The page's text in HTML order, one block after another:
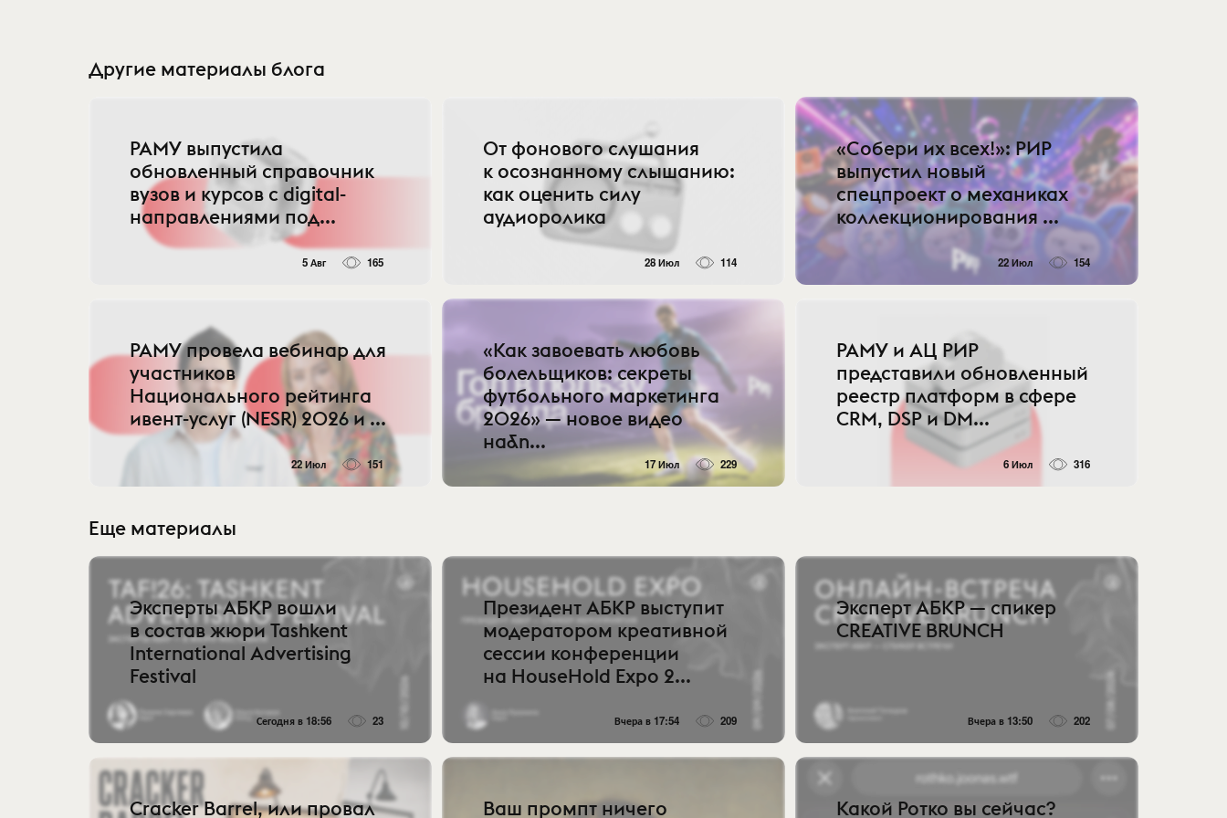
Другие материалы блога
РАМУ выпустила
обновленный справочник
вузов и курсов с digital-
направлениями под...
5 Авг 165
От фонового слушания
к осознанному слышанию:
как оценить силу
аудиоролика
28 Июл 114
«Собери их всех!»: РИР
выпустил новый
спецпроект о механиках
коллекционирования ...
22 Июл 154
РАМУ провела вебинар для
участников
Национального рейтинга
ивент-услуг (NESR) 2026 и ...
22 Июл 151
«Как завоевать любовь
болельщиков: секреты
футбольного маркетинга
2026» — новое видео
на&n...
17 Июл 229
РАМУ и АЦ РИР
представили обновленный
реестр платформ в сфере
CRM, DSP и DM...
6 Июл 316
Еще материалы
Эксперты АБКР вошли
в состав жюри Tashkent
International Advertising
Festival
Сегодня в 18:56 23
Президент АБКР выступит
модератором креативной
сессии конференции
на HouseHold Expo 2...
Вчера в 17:54 209
Эксперт АБКР — спикер
CREATIVE BRUNCH
Вчера в 13:50 202
Cracker Barrel, или провал Ваш промпт ничего Какой Ротко вы сейчас?